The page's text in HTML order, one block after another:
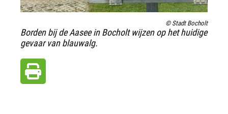
© Stadt Bocholt
Borden bij de Aasee in Bocholt wijzen op het huidige
gevaar van blauwalg.